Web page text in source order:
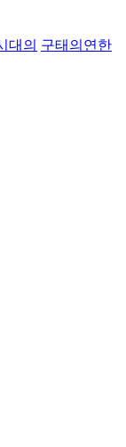
대의 구태의연한